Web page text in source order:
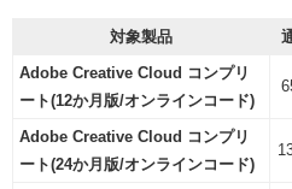
対象製品
Adobe Creative Cloud コンプリ
ート(12か月版/オンラインコード)
Adobe Creative Cloud コンプリ
ート(24か月版/オンラインコード)